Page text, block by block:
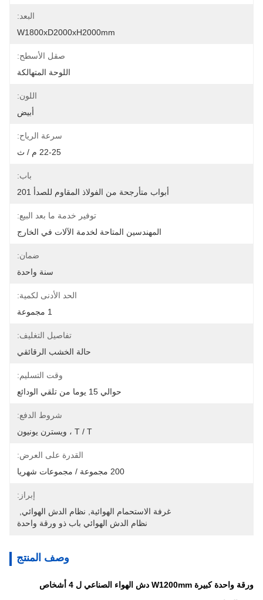
البعد:
W1800xD2000xH2000mm
صقل الأسطح:
اللوحة المتهالكة
اللون:
أبيض
سرعة الرياح:
22-25 م / ث
باب:
أبواب متأرجحة من الفولاذ المقاوم للصدأ 201
توفير خدمة ما بعد البيع:
المهندسين المتاحة لخدمة الآلات في الخارج
ضمان:
سنة واحدة
الحد الأدنى لكمية:
1 مجموعة
تفاصيل التغليف:
حالة الخشب الرقائقي
وقت التسليم:
حوالي 15 يوما من تلقي الودائع
شروط الدفع:
T / T ، ويسترن يونيون
القدرة على العرض:
200 مجموعة / مجموعات شهريا
إبراز:
غرفة الاستحمام الهوائية
نظام الدش الهوائي
نظام الدش الهوائي باب ذو ورقة واحدة
وصف المنتج
ورقة واحدة كبيرة W1200mm دش الهواء الصناعي ل 4 أشخاص